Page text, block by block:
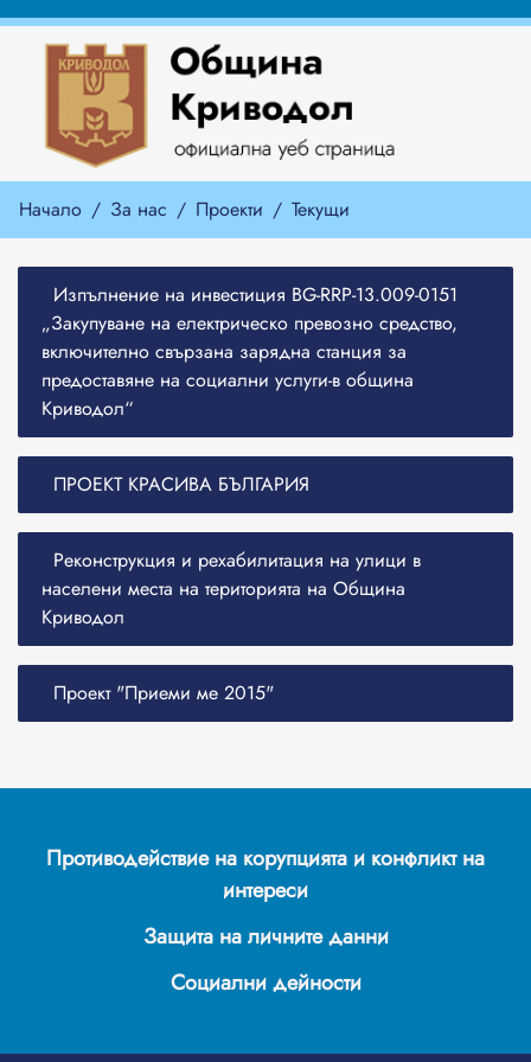
Начало За нас Проекти Текущи
Изпълнение на инвестиция BG-RRP-13.009-0151
„Закупуване на електрическо превозно средство,
включително свързана зарядна станция за
предоставяне на социални услуги-в община
Криводол“
ПРОЕКТ КРАСИВА БЪЛГАРИЯ
Реконструкция и рехабилитация на улици в
населени места на територията на Община
Криводол
Проект "Приеми ме 2015"
Противодействие на корупцията и конфликт на
интереси
Защита на личните данни
Социални дейности